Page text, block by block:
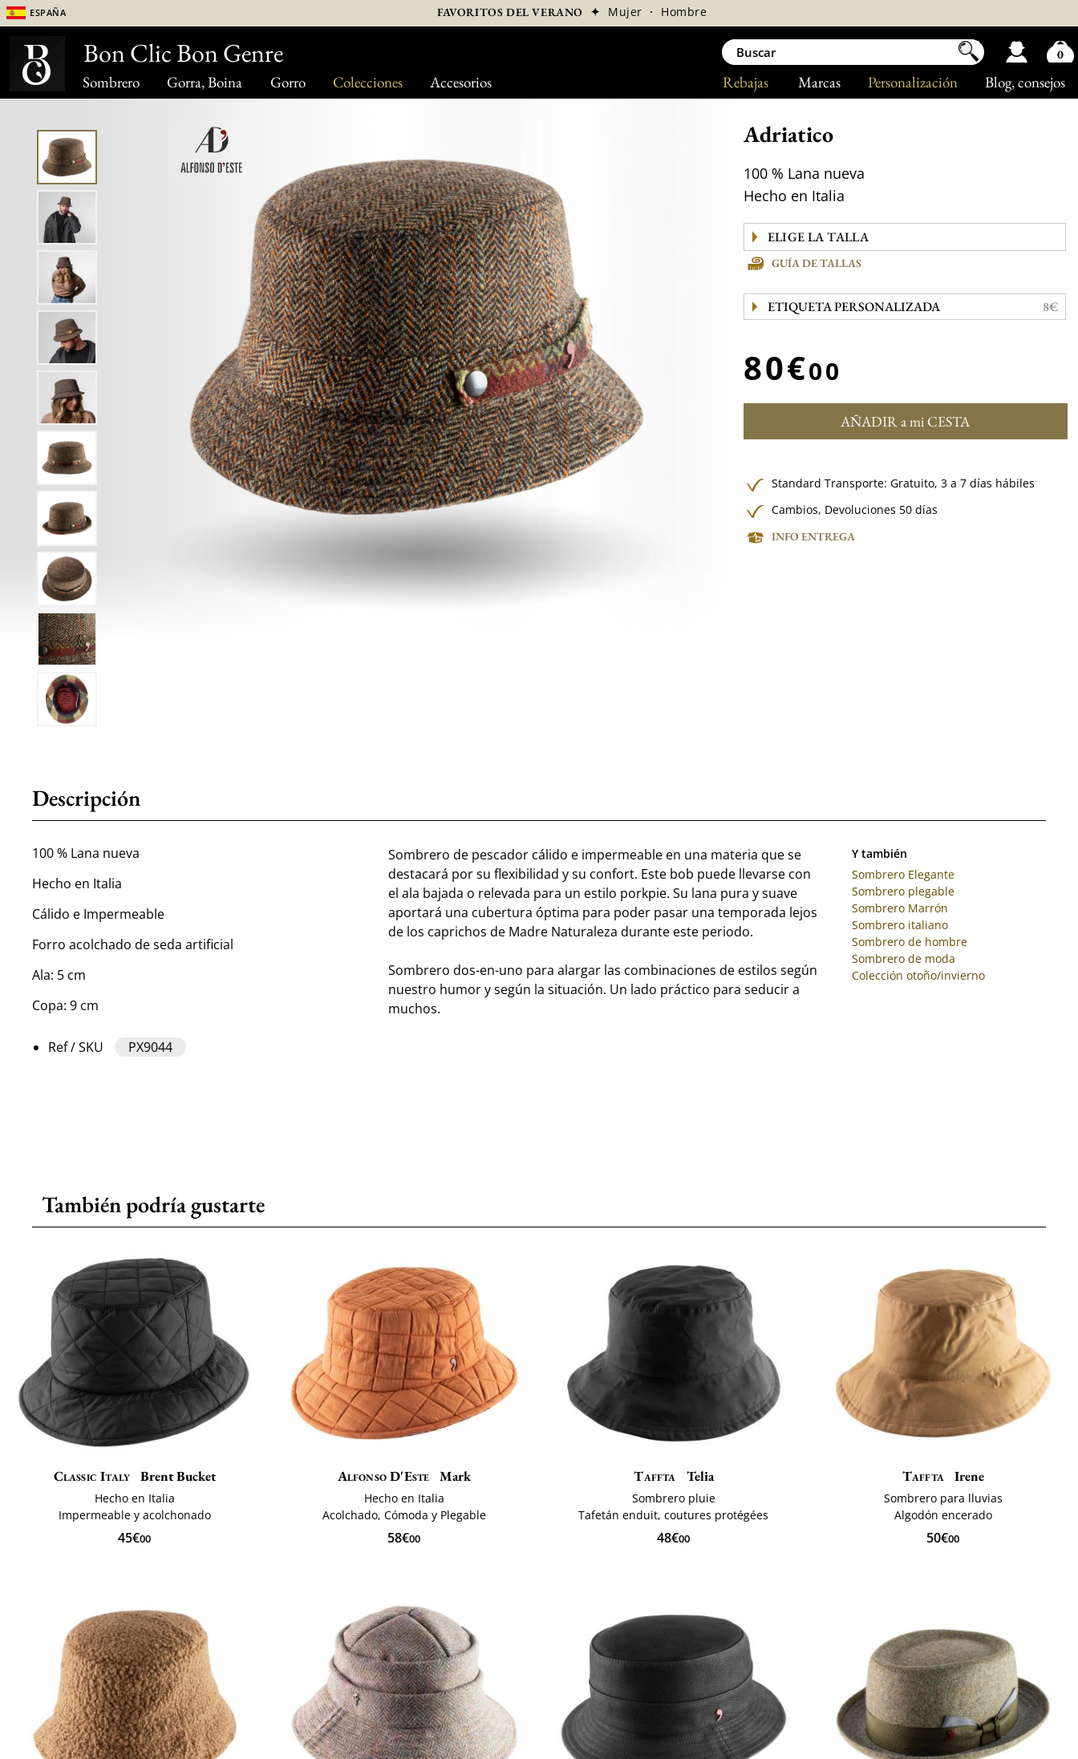
Sombrero Gorra, Boina Gorro Colecciones Accesorios Blog, consejos
Personalización
Marcas
Rebajas
España FAVORITOS DEL VERANO ✦ Mujer · Hombre
Adriatico
100 % Lana nueva
Hecho en Italia
GUÍA DE TALLAS
ETIQUETA PERSONALIZADA 8€
80€00
AÑADIR a mi CESTA
Standard Transporte:Gratuito,3 a 7 días hábiles
Cambios, Devoluciones 50 días
INFO ENTREGA
Descripción
100 % Lana nueva
Hecho en Italia
Cálido e Impermeable
Forro acolchado de seda artificial
Ala: 5 cm
Copa: 9 cm
Ref / SKU PX9044
Sombrero de pescador cálido e impermeable en una materia que se
destacará por su flexibilidad y su confort. Este bob puede llevarse con
el ala bajada o relevada para un estilo porkpie. Su lana pura y suave
aportará una cubertura óptima para poder pasar una temporada lejos
de los caprichos de Madre Naturaleza durante este periodo.
Sombrero dos-en-uno para alargar las combinaciones de estilos según
nuestro humor y según la situación. Un lado práctico para seducir a
muchos.
Y también
Sombrero Elegante
Sombrero plegable
Sombrero Marrón
Sombrero italiano
Sombrero de hombre
Sombrero de moda
Colección otoño/invierno
También podría gustarte
Classic Italy Brent Bucket
Hecho en Italia
Impermeable y acolchonado
45€00
Alfonso D'Este Mark
Hecho en Italia
Acolchado, Cómoda y Plegable
58€00
Taffta Telia
Sombrero pluie
Tafetán enduit, coutures protégées
48€00
Taffta Irene
Sombrero para lluvias
Algodón encerado
50€00
Bon Clic Bon Genre 0